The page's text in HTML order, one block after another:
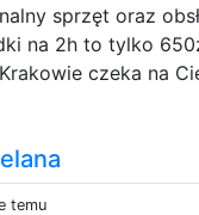
sprzęt oraz
na 2h to tylko
czeka na
temu